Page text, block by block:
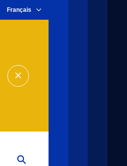
Français